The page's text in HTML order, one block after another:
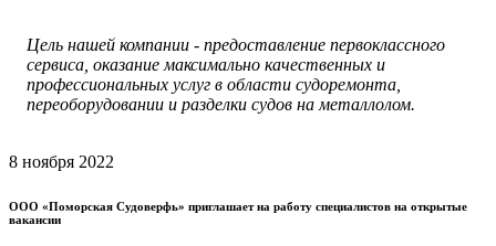
Цель нашей компании - предоставление первоклассного
сервиса, оказание максимально качественных и
профессиональных услуг в области судоремонта,
переоборудовании и разделки судов на металлолом.
8 ноября 2022
ООО «Поморская Судоверфь» приглашает на работу специалистов на открытые
вакансии